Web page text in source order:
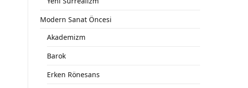
Modern Sanat Öncesi
Akademizm
Barok
Erken Rönesans